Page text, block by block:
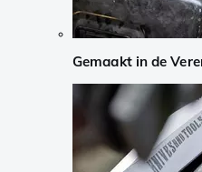
Gemaakt in de